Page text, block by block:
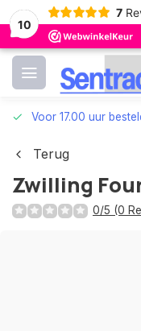
10
7
Voor 17.00 uur
Terug
Zwilling
0/5 (0